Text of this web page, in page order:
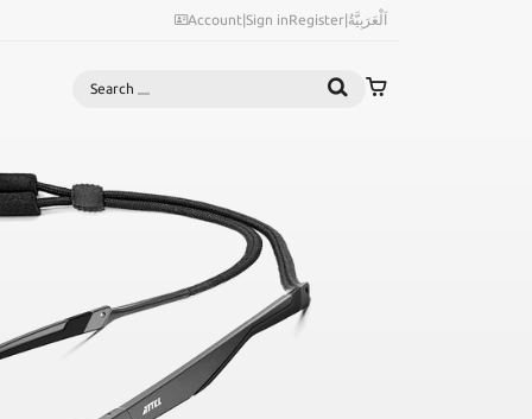
Account|Sign inRegister|اَلْعَرَبِيَّةُ
Search